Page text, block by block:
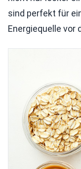
sind perfekt für
Energiequelle vor